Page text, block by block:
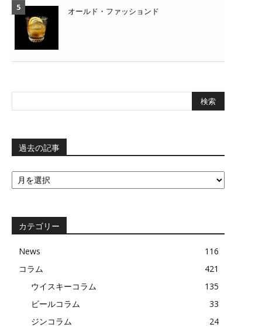
オールド・ファッションド
過去の記事
過
去
事
カテゴリー
News
116
コラム
421
ウイスキーコラム
135
ビールコラム
33
ジンコラム
24